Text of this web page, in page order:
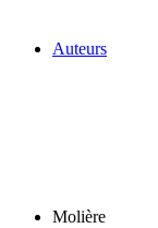
Auteurs
Molière